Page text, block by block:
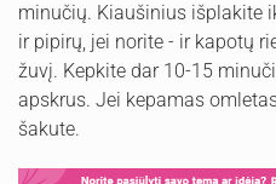
minučių. Kiaušinius išplakite
ir pipirų, jei norite - ir kapotų
žuvį. Kepkite dar 10-15
apskrus. Jei kepamas
šakute.